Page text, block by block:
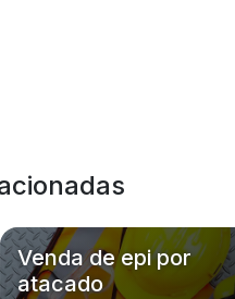
Venda de epi por
atacado